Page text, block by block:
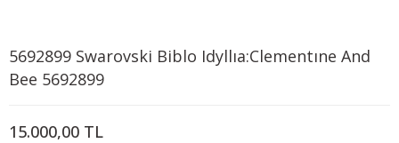
5692899 Swarovski Biblo Idyllıa:Clementıne And
Bee 5692899
15.000,00 TL